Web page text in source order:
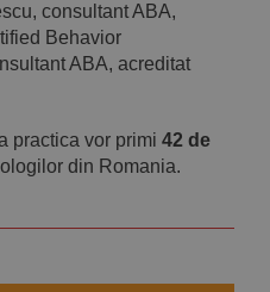
, consultant ABA,
Behavior
ABA, acreditat
practica vor primi 42 de
din Romania.